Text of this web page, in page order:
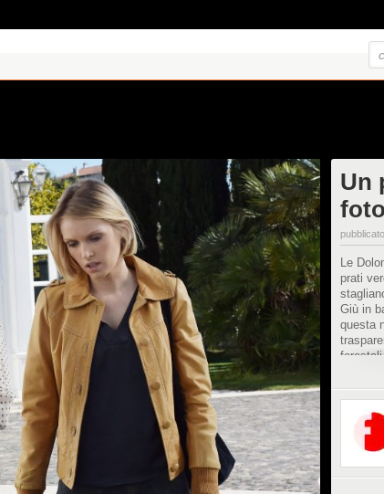
Un
Le
prati
Giù in
questa
l’uomo
visto
"Un
Rai1.